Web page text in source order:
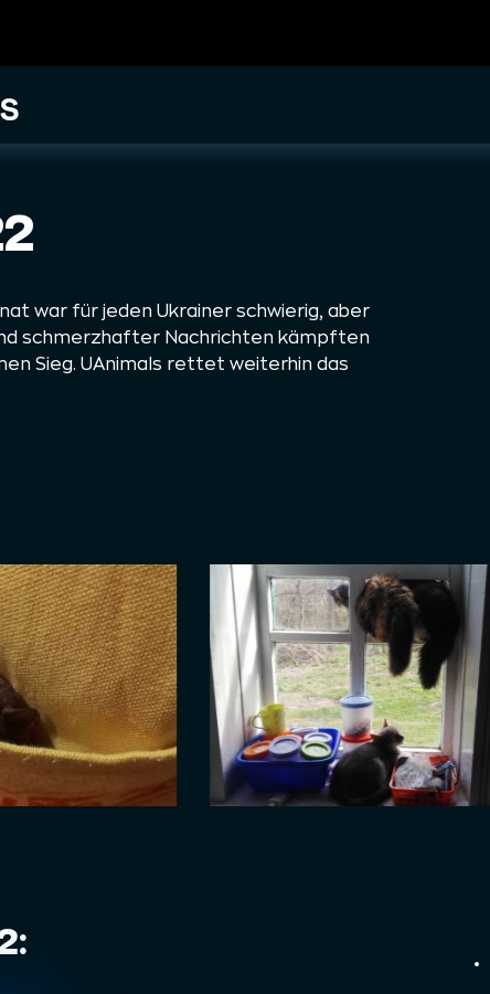
war für jeden Ukrainer schwierig, aber
schmerzhafter Nachrichten kämpften
Sieg. UAnimals rettet weiterhin das